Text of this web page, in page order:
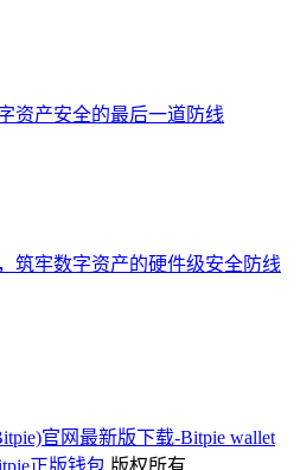
资产安全的最后一道防线
筑牢数字资产的硬件级安全防线
官网最新版下载-Bitpie wallet